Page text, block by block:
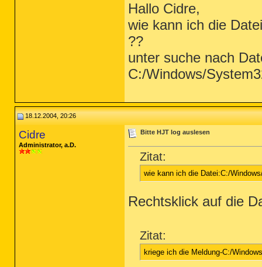
Hallo Cidre,
wie kann ich die
??
unter suche nach
C:/Windows/
18.12.2004, 20:26
Cidre
Administrator, a.D.
Bitte HJT log auslesen
Zitat:
wie kann ich die Datei:C:/
Rechtsklick auf die
Zitat:
kriege ich die Meldung-C:/